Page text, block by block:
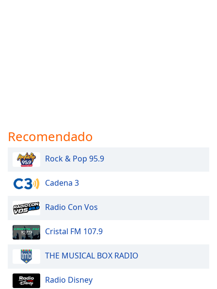
Recomendado
Rock & Pop 95.9
Cadena 3
Radio Con Vos
Cristal FM 107.9
THE MUSICAL BOX RADIO
Radio Disney